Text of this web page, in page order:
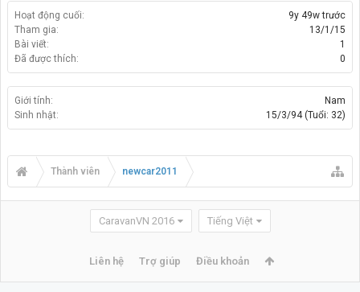
Hoạt động cuối:
9y 49w trước
Tham gia:
13/1/15
Bài viết:
1
Đã được thích:
0
Giới tính:
Nam
Sinh nhật:
15/3/94 (Tuổi: 32)
Thành viên newcar2011
CaravanVN 2016 Tiếng Việt
Liên hệ Trợ giúp Điều khoản